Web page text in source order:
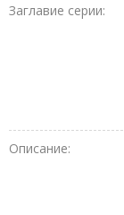
Заглавие серии:
Описание: